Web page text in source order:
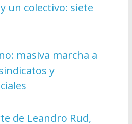
un colectivo: siete
masiva marcha a
y
de Leandro Rud,